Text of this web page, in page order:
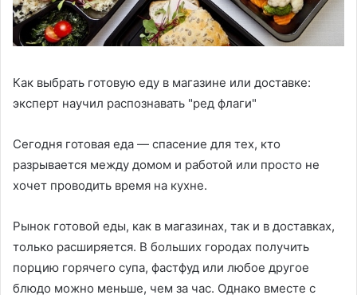
Как выбрать готовую еду в магазине или доставке:
эксперт научил распознавать "ред флаги"
Сегодня готовая еда — спасение для тех, кто
разрывается между домом и работой или просто не
хочет проводить время на кухне.
Рынок готовой еды, как в магазинах, так и в доставках,
только расширяется. В больших городах получить
порцию горячего супа, фастфуд или любое другое
блюдо можно меньше, чем за час. Однако вместе с